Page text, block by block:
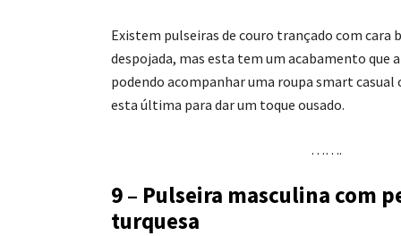
Existem pulseiras de couro trançado com cara
despojada, mas esta tem um acabamento que
podendo acompanhar uma roupa smart casual
esta última para dar um toque ousado.
…….
9 – Pulseira masculina com
turquesa